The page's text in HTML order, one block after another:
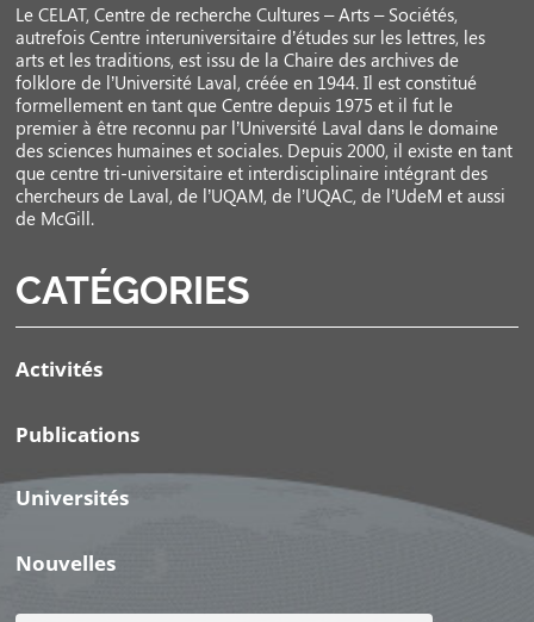
Le CELAT, Centre de recherche Cultures – Arts – Sociétés,
autrefois Centre interuniversitaire d’études sur les lettres, les
arts et les traditions, est issu de la Chaire des archives de
folklore de l’Université Laval, créée en 1944. Il est constitué
formellement en tant que Centre depuis 1975 et il fut le
premier à être reconnu par l’Université Laval dans le domaine
des sciences humaines et sociales. Depuis 2000, il existe en tant
que centre tri-universitaire et interdisciplinaire intégrant des
chercheurs de Laval, de l’UQAM, de l’UQAC, de l’UdeM et aussi
de McGill.
CATÉGORIES
Activités
Publications
Universités
Nouvelles